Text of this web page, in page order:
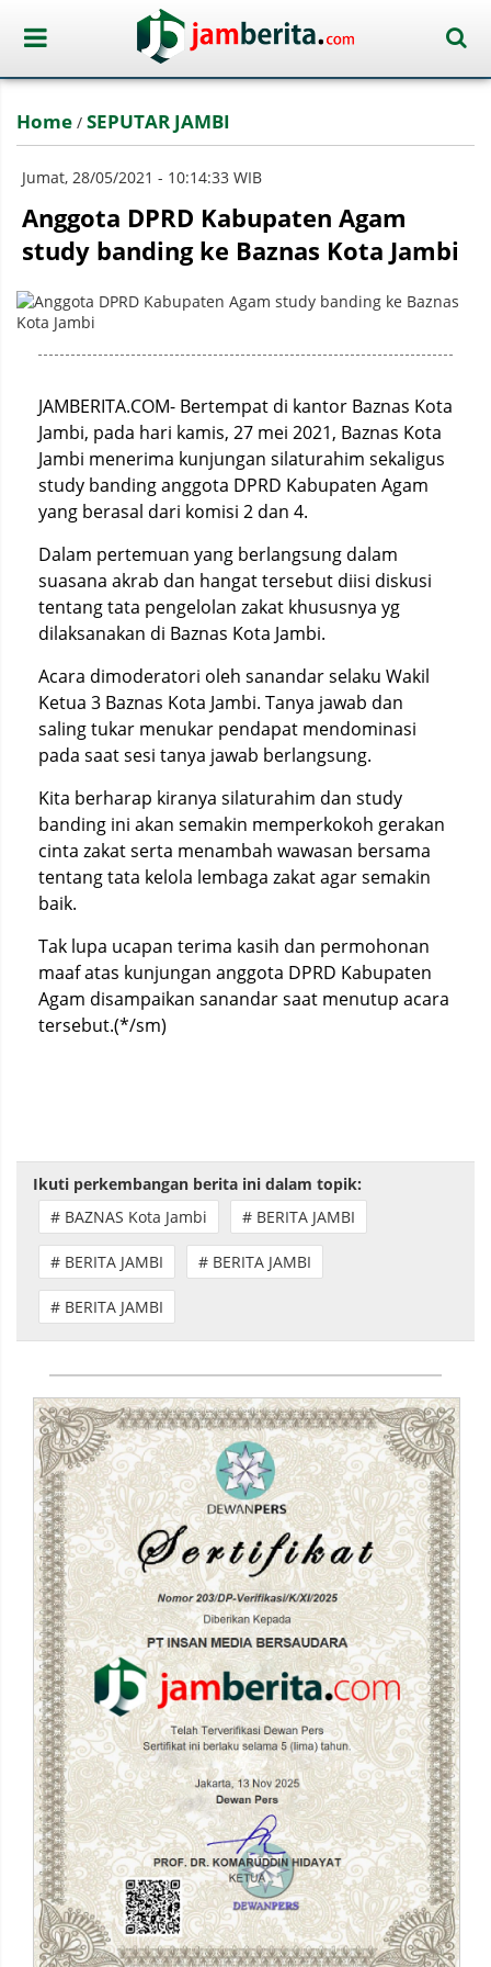
Home / SEPUTAR JAMBI
Jumat, 28/05/2021 - 10:14:33 WIB
Anggota DPRD Kabupaten Agam
study banding ke Baznas Kota Jambi
JAMBERITA.COM- Bertempat di kantor Baznas Kota
Jambi, pada hari kamis, 27 mei 2021, Baznas Kota
Jambi menerima kunjungan silaturahim sekaligus
study banding anggota DPRD Kabupaten Agam
yang berasal dari komisi 2 dan 4.
Dalam pertemuan yang berlangsung dalam
suasana akrab dan hangat tersebut diisi diskusi
tentang tata pengelolan zakat khususnya yg
dilaksanakan di Baznas Kota Jambi.
Acara dimoderatori oleh sanandar selaku Wakil
Ketua 3 Baznas Kota Jambi. Tanya jawab dan
saling tukar menukar pendapat mendominasi
pada saat sesi tanya jawab berlangsung.
Kita berharap kiranya silaturahim dan study
banding ini akan semakin memperkokoh gerakan
cinta zakat serta menambah wawasan bersama
tentang tata kelola lembaga zakat agar semakin
baik.
Tak lupa ucapan terima kasih dan permohonan
maaf atas kunjungan anggota DPRD Kabupaten
Agam disampaikan sanandar saat menutup acara
tersebut.(*/sm)
Ikuti perkembangan berita ini dalam topik:
# BAZNAS Kota Jambi
# BERITA JAMBI
# BERITA JAMBI # BERITA JAMBI
# BERITA JAMBI